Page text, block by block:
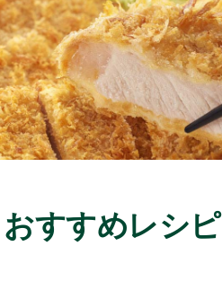
おすすめレシピ